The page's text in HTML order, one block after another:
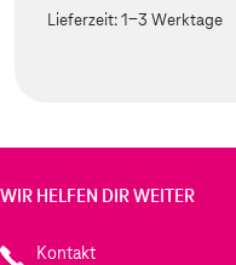
Lieferzeit:1-3 Werktage
WIR HELFEN DIR WEITER
Kontakt